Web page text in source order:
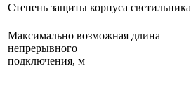
Степень защиты корпуса светильника
Максимально возможная длина
непрерывного
подключения, м